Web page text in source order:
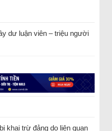
dư luận viên – triệu người
khai trừ đảng do liên quan